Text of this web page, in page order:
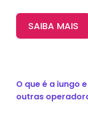
SAIBA MAIS
O que é a iungo
outras